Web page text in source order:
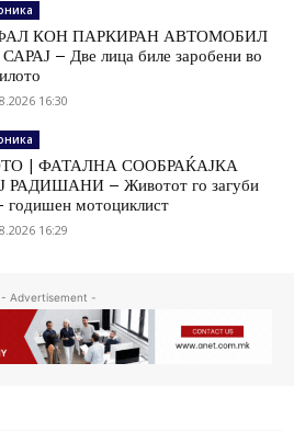
КОН ПАРКИРАН АВТОМОБИЛ
– Две лица биле заробени во
16:30
| ФАТАЛНА СООБРАЌАЈКА
РАДИШАНИ – Животот го загуби
годишен мотоциклист
16:29
- Advertisement -